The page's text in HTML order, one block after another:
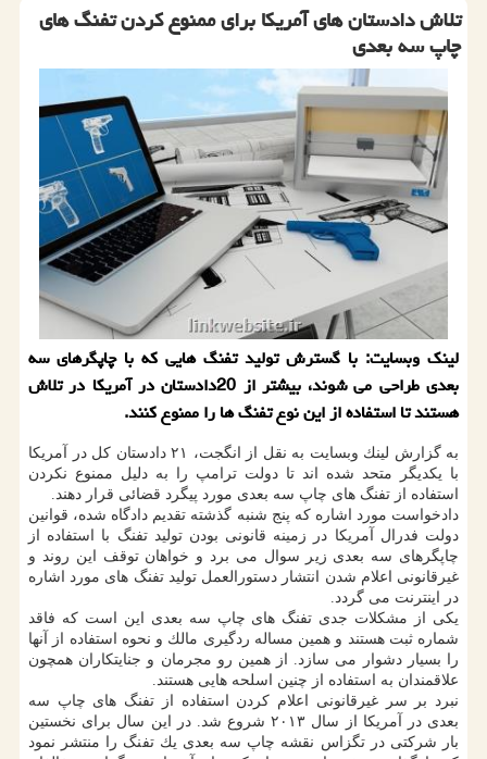
تلاش دادستان های آمریكا برای ممنوع كردن تفنگ های
چاپ سه بعدی
لینك وبسایت: با گسترش تولید تفنگ هایی كه با چاپگرهای سه
بعدی طراحی می شوند، بیشتر از 20دادستان در آمریكا در تلاش
هستند تا استفاده از این نوع تفنگ ها را ممنوع كنند.
به گزارش لینك وبسایت به نقل از انگجت، ۲۱ دادستان كل در آمریكا
با یكدیگر متحد شده اند تا دولت ترامپ را به دلیل ممنوع نكردن
استفاده از تفنگ های چاپ سه بعدی مورد پیگرد قضائی قرار دهند.
دادخواست مورد اشاره كه پنج شنبه گذشته تقدیم دادگاه شده، قوانین
دولت فدرال آمریكا در زمینه قانونی بودن تولید تفنگ با استفاده از
چاپگرهای سه بعدی زیر سوال می برد و خواهان توقف این روند و
غیرقانونی اعلام شدن انتشار دستورالعمل تولید تفنگ های مورد اشاره
در اینترنت می گردد.
یكی از مشكلات جدی تفنگ های چاپ سه بعدی این است كه فاقد
شماره ثبت هستند و همین مساله ردگیری مالك و نحوه استفاده از آنها
را بسیار دشوار می سازد. از همین رو مجرمان و جنایتكاران همچون
علاقمندان به استفاده از چنین اسلحه هایی هستند.
نبرد بر سر غیرقانونی اعلام كردن استفاده از تفنگ های چاپ سه
بعدی در آمریكا از سال ۲۰۱۳ شروع شد. در این سال برای نخستین
بار شركتی در تگزاس نقشه چاپ سه بعدی یك تفنگ را منتشر نمود